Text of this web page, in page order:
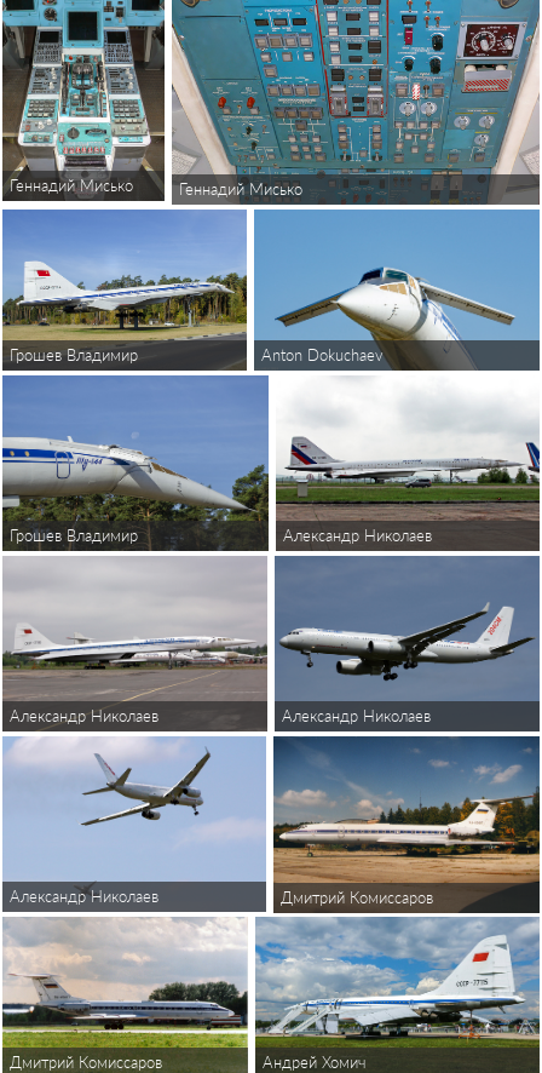
Геннадий Мисько Геннадий Мисько
Грошев Владимир Anton Dokuchaev
Грошев Владимир Александр Николаев
Александр Николаев Александр Николаев
Александр Николаев Дмитрий Комиссаров
Дмитрий Комиссаров Андрей Хомич